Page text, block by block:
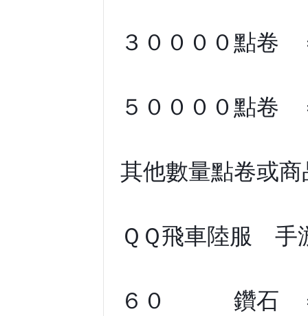
３００００點卷
５００００點卷
其他數量點卷或
ＱＱ飛車陸服
６０ 鑽石